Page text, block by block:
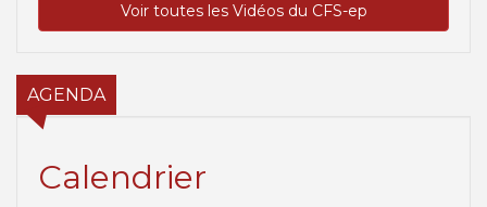
Voir toutes les Vidéos du CFS-ep
AGENDA
Calendrier